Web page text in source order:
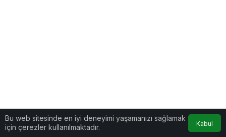
Bu web sitesinde en iyi deneyimi yaşamanızı sağlamak
için çerezler kullanılmaktadır.
Kabul